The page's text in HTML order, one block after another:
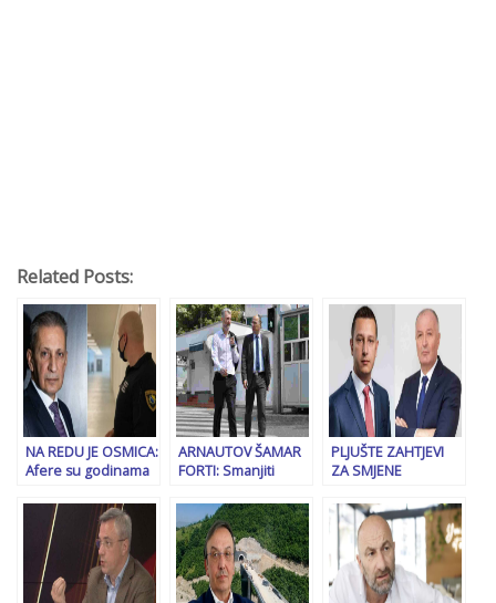
Related Posts:
NA REDU JE OSMICA:
Afere su godinama
obavještajne službe
Osmana
Mehmedagića, dok
je bio u pritvoru…
ARNAUTOV ŠAMAR
FORTI: Smanjiti
biće novca za veći
minimalac
PLJUŠTE ZAHTJEVI
ZA SMJENE
Zukanu Helezu se
trese fotelja, njegov
zamjenik iznio
ozbiljne optužbe